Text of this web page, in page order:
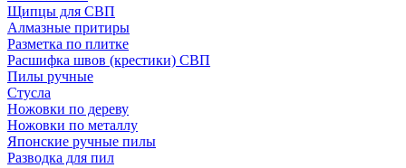
Щипцы для СВП
Алмазные притиры
Разметка по плитке
Расшифка швов (крестики) СВП
Пилы ручные
Стусла
Ножовки по дереву
Ножовки по металлу
Японские ручные пилы
Разводка для пил